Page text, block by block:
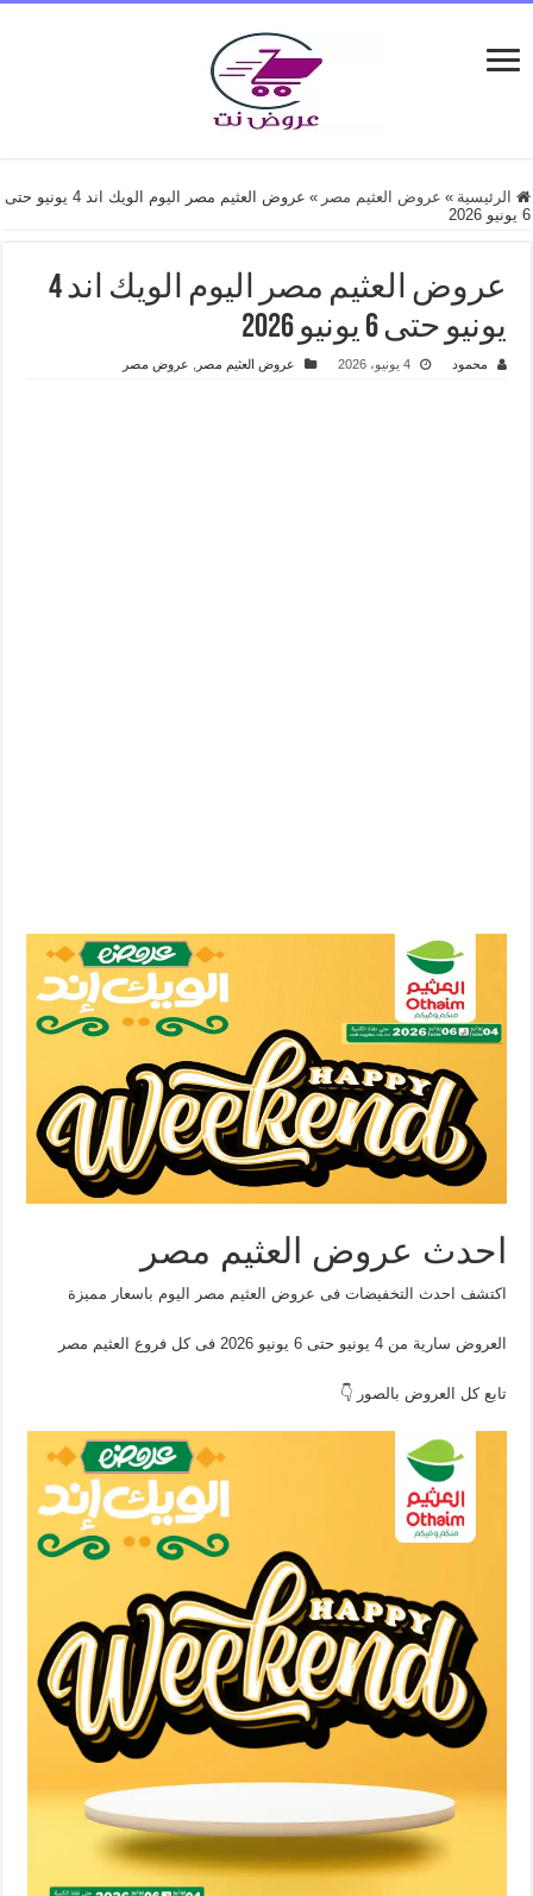
الرئيسية » عروض العثيم مصر »
عروض العثيم مصر اليوم الويك اند 4 يونيو حتى
6 يونيو 2026
عروض العثيم مصر اليوم الويك اند 4
يونيو حتى 6 يونيو 2026
محمود 4 يونيو، 2026 عروض العثيم مصر عروض مصر
احدث عروض العثيم مصر
اكتشف احدث التخفيضات فى عروض العثيم مصر اليوم باسعار مميزة
العروض سارية من 4 يونيو حتى 6 يونيو 2026 فى كل فروع العثيم مصر
تابع كل العروض بالصور 👇